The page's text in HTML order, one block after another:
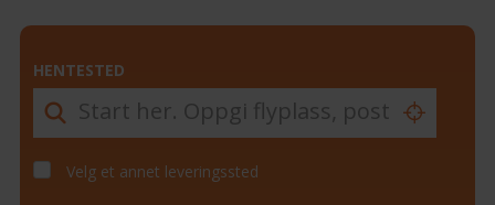
HENTESTED
Velg et annet leveringssted